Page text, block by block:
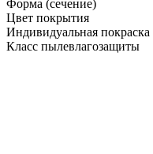
Форма (сечение)
Цвет покрытия
Индивидуальная покраска
Класс пылевлагозащиты